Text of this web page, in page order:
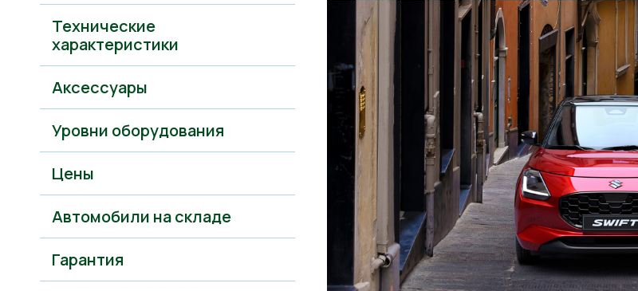
Технические
характеристики
Аксессуары
Уровни оборудования
Цены
Автомобили на складе
Гарантия